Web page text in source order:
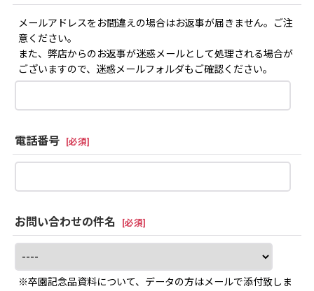
メールアドレスをお間違えの場合はお返事が届きません。ご注
意ください。
また、弊店からのお返事が迷惑メールとして処理される場合が
ございますので、迷惑メールフォルダもご確認ください。
電話番号 [必須]
お問い合わせの件名 [必須]
※卒園記念品資料について、データの方はメールで添付致しま